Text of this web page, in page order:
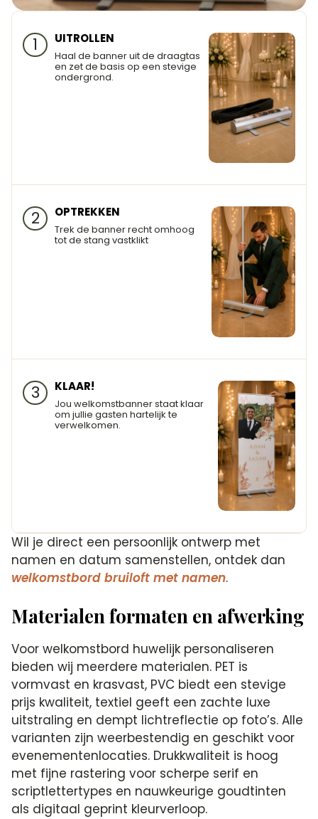
1 UITROLLEN
Haal de banner uit de draagtas
en zet de basis op een stevige
ondergrond.
2 OPTREKKEN
Trek de banner recht omhoog
tot de stang vastklikt
3 KLAAR!
Jou welkomstbanner staat klaar
om jullie gasten hartelijk te
verwelkomen.
Wil je direct een persoonlijk ontwerp met
namen en datum samenstellen, ontdek dan
welkomstbord bruiloft met namen.
Materialen formaten en afwerking
Voor welkomstbord huwelijk personaliseren
bieden wij meerdere materialen. PET is
vormvast en krasvast, PVC biedt een stevige
prijs kwaliteit, textiel geeft een zachte luxe
uitstraling en dempt lichtreflectie op foto’s. Alle
varianten zijn weerbestendig en geschikt voor
evenementenlocaties. Drukkwaliteit is hoog
met fijne rastering voor scherpe serif en
scriptlettertypes en nauwkeurige goudtinten
als digitaal geprint kleurverloop.